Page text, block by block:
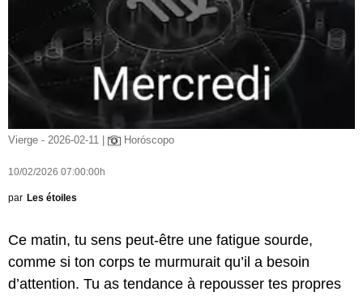
Vierge - 2026-02-11 | Horóscopo
10/02/2026 07:00:00h
par Les étoiles
Ce matin, tu sens peut-être une fatigue sourde,
comme si ton corps te murmurait qu’il a besoin
d’attention. Tu as tendance à repousser tes propres